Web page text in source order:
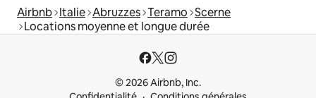
Airbnb Italie Abruzzes Teramo Scerne
Locations moyenne et longue durée
© 2026 Airbnb, Inc.